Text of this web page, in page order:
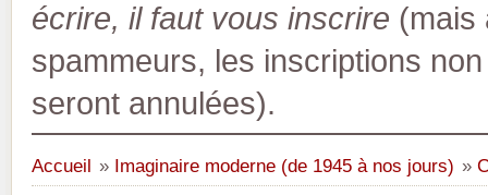
écrire, il faut vous inscrire (mais
spammeurs, les inscriptions
seront annulées).
Accueil » Imaginaire moderne (de 1945 à nos jours) »